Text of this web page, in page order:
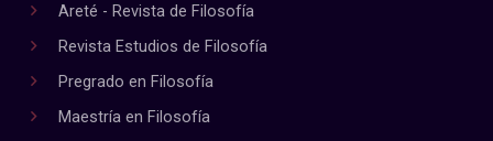
Areté - Revista de Filosofía
Revista Estudios de Filosofía
Pregrado en Filosofía
Maestría en Filosofía